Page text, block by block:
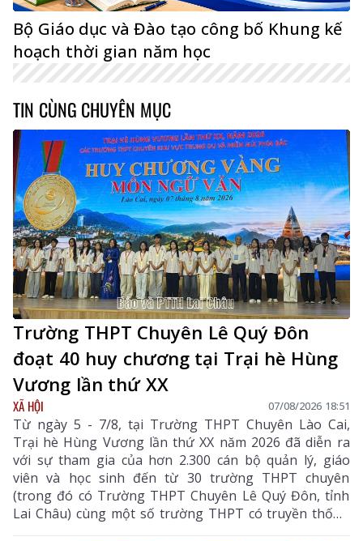
Bộ Giáo dục và Đào tạo công bố Khung kế
hoạch thời gian năm học
TIN CÙNG CHUYÊN MỤC
Trường THPT Chuyên Lê Quý Đôn
đoạt 40 huy chương tại Trại hè Hùng
Vương lần thứ XX
XÃ HỘI 07/08/2026 18:51
Từ ngày 5 - 7/8, tại Trường THPT Chuyên Lào Cai,
Trại hè Hùng Vương lần thứ XX năm 2026 đã diễn ra
với sự tham gia của hơn 2.300 cán bộ quản lý, giáo
viên và học sinh đến từ 30 trường THPT chuyên
(trong đó có Trường THPT Chuyên Lê Quý Đôn, tỉnh
Lai Châu) cùng một số trường THPT có truyền thống
chất lượng cao trên cả nước.